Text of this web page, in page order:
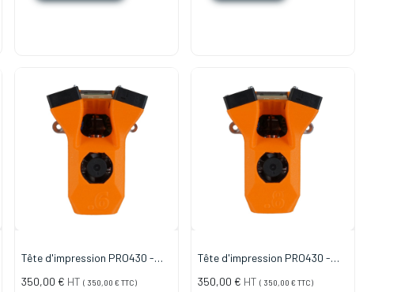
Tête d'impression PRO430 -
350,00 € HT ( 350,00 € TTC)
Tête d'impression PRO430 -
350,00 € HT ( 350,00 € TTC)